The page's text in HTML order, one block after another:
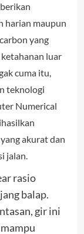
harian maupun
yang
luar
cuma itu,
teknologi
Numerical
akurat dan
jalan.
rasio
balap.
gir ini